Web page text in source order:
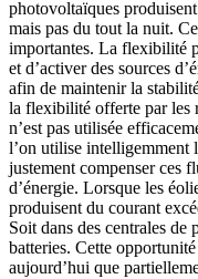
photovoltaïques
mais pas du tout la nuit.
importantes. La flexibilité
et d’activer des sources
afin de maintenir la
la flexibilité offerte par les
n’est pas utilisée
l’on utilise intelligemment
justement compenser ces
d’énergie. Lorsque les
produisent du courant
Soit dans des centrales de
batteries. Cette
aujourd’hui que